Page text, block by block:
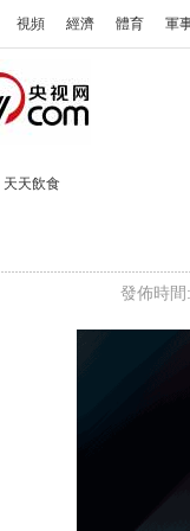
視頻 經濟 體育 軍
天天飲食
發佈時